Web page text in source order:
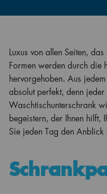
Luxus von allen Seiten,
Formen werden durch die
hervorgehoben. Aus
absolut perfekt, denn
Waschtischunterschrank
begeistern, der Ihnen hilft,
Sie jeden Tag den Anblick